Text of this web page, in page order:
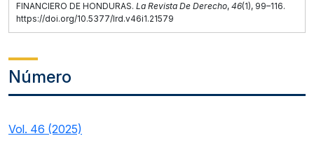
FINANCIERO DE HONDURAS. La Revista De Derecho, 46(1), 99–116.
https://doi.org/10.5377/lrd.v46i1.21579
Número
Vol. 46 (2025)